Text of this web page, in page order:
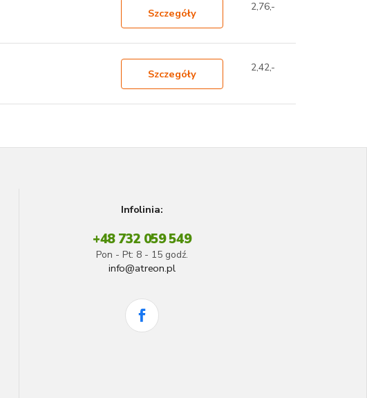
Szczegóły 2,76,-
Szczegóły 2,42,-
Infolinia:
+48 732 059 549
Pon - Pt: 8 - 15 godź.
info@atreon.pl